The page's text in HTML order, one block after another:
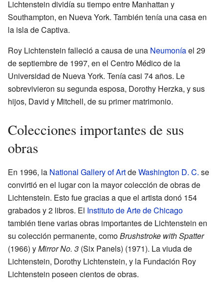
Lichtenstein dividía su tiempo entre Manhattan y
Southampton, en Nueva York. También tenía una casa en
la isla de Captiva.
Roy Lichtenstein falleció a causa de una Neumoníael 29
de septiembre de 1997, en el Centro Médico de la
Universidad de Nueva York. Tenía casi 74 años. Le
sobrevivieron su segunda esposa, Dorothy Herzka, y sus
hijos, David y Mitchell, de su primer matrimonio.
Colecciones importantes de sus
obras
En 1996, la National Gallery of ArtdeWashington D. C. se
convirtió en el lugar con la mayor colección de obras de
Lichtenstein. Esto fue gracias a que el artista donó 154
grabados y 2 libros. El Instituto de Arte de Chicago
también tiene varias obras importantes de Lichtenstein en
su colección permanente, comoBrushstroke with Spatter
(1966) yMirror No. 3 (Six Panels) (1971). La viuda de
Lichtenstein, Dorothy Lichtenstein, y la Fundación Roy
Lichtenstein poseen cientos de obras.